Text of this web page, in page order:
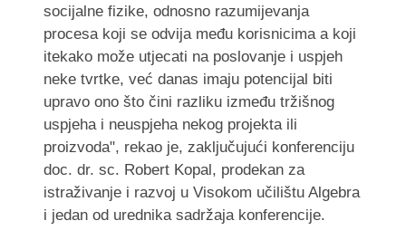
socijalne fizike, odnosno razumijevanja
procesa koji se odvija među korisnicima a koji
itekako može utjecati na poslovanje i uspjeh
neke tvrtke, već danas imaju potencijal biti
upravo ono što čini razliku između tržišnog
uspjeha i neuspjeha nekog projekta ili
proizvoda", rekao je, zaključujući konferenciju
doc. dr. sc. Robert Kopal, prodekan za
istraživanje i razvoj u Visokom učilištu Algebra
i jedan od urednika sadržaja konferencije.